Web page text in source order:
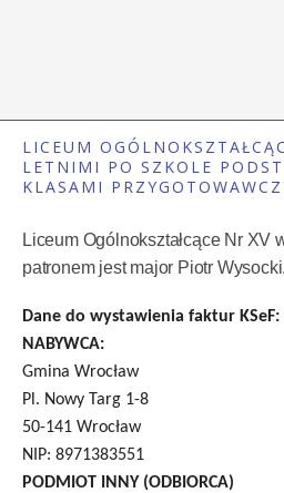
LICEUM
LETNIMI PO SZKOLE
KLASAMI
Liceum Ogólnokształcące Nr XV
patronem jest major Piotr Wysocki.
Dane do wystawienia faktur KSeF:
NABYWCA:
Gmina Wrocław
Pl. Nowy Targ 1-8
50-141 Wrocław
NIP: 8971383551
PODMIOT INNY (ODBIORCA)